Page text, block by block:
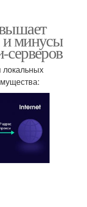
и минусы
серверов
локальных